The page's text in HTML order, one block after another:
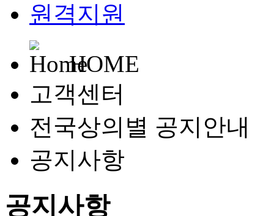
원격지원
HOME
고객센터
전국상의별 공지안내
공지사항
공지사항